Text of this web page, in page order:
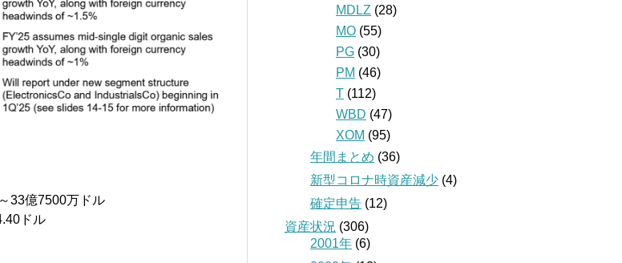
33億7500万ドル
ドル
MDLZ (28)
MO (55)
PG (30)
PM (46)
T (112)
WBD (47)
XOM (95)
年間まとめ (36)
新型コロナ時資産減少 (4)
確定申告 (12)
資産状況 (306)
2001年 (6)